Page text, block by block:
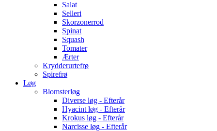
Salat
Selleri
Skorzonerrod
Spinat
Squash
Tomater
Ærter
Krydderurtefrø
Spirefrø
Løg
Blomsterløg
Diverse løg - Efterår
Hyacint løg - Efterår
Krokus løg - Efterår
Narcisse løg - Efterår